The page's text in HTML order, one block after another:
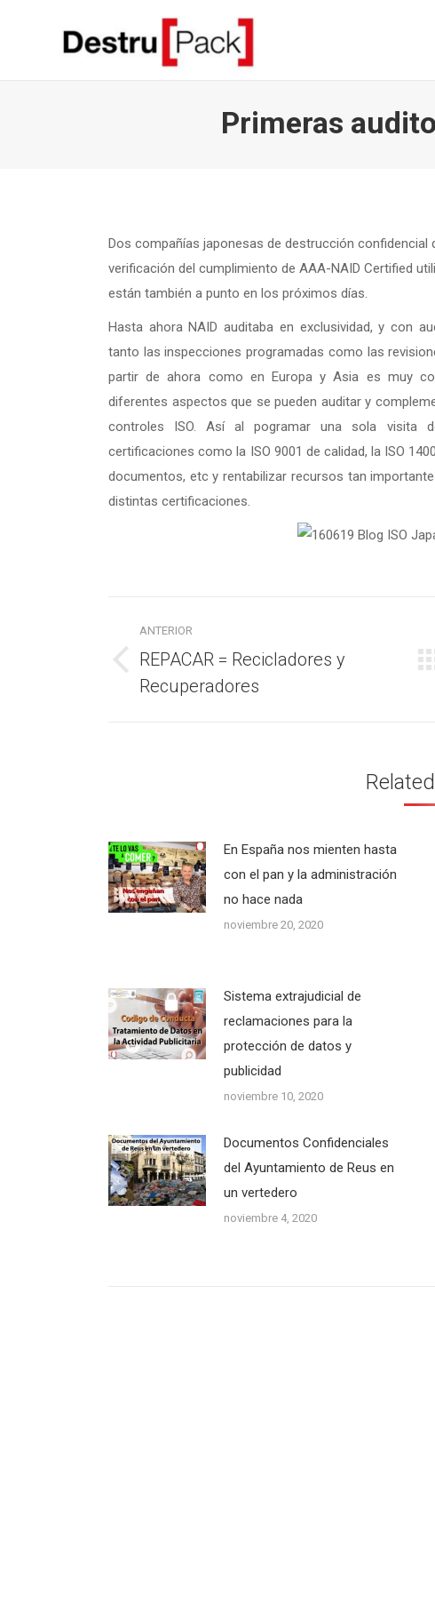
Primeras
Dos compañías japonesas de destrucción
verificación del cumplimiento de AAA-NAID Certified
están también a punto en los próximos días.
Hasta ahora NAID auditaba en exclusividad, y con
tanto las inspecciones programadas como las
partir de ahora como en Europa y Asia es muy
diferentes aspectos que se pueden auditar y
controles ISO. Así al pogramar una sola visita
certificaciones como la ISO 9001 de calidad, la ISO
documentos, etc y rentabilizar recursos tan
distintas certificaciones.
entre
publicaciones
ANTERIOR
Publicación
anterior:
REPACAR = Recicladores y
Recuperadores
En España nos mienten hasta
con el pan y la administración
no hace nada
noviembre 20, 2020
Sistema extrajudicial de
reclamaciones para la
protección de datos y
publicidad
noviembre 10, 2020
Documentos Confidenciales
del Ayuntamiento de Reus en
un vertedero
noviembre 4, 2020